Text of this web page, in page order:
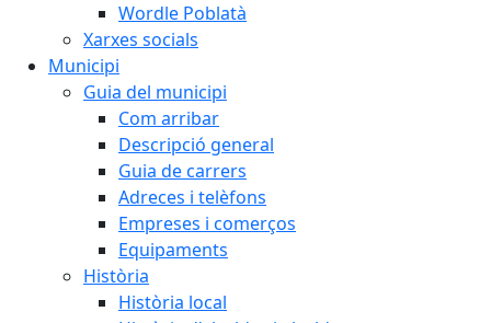
Wordle Poblatà
Xarxes socials
Municipi
Guia del municipi
Com arribar
Descripció general
Guia de carrers
Adreces i telèfons
Empreses i comerços
Equipaments
Història
Història local